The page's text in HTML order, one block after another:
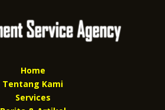
Home
Tentang Kami
Services